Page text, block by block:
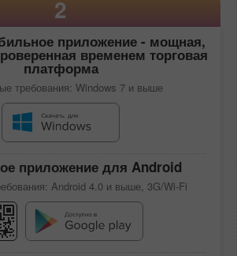
2
приложение - мощная,
временем торговая
платформа
требования: Windows 7 и выше
приложение для Android
Android 4.0 и выше, 3G/Wi-Fi